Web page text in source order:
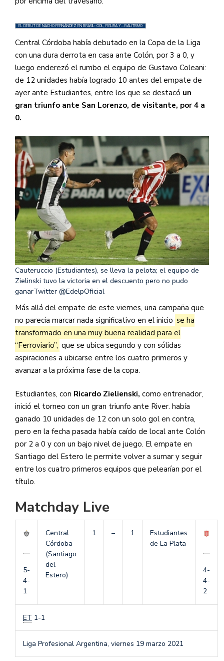
EL DEBUT DE NACHO FERNÁNDEZ EN BRASIL: GOL, FIGURA Y… BAUTISMO
Central Córdoba había debutado en la Copa de la Liga
con una dura derrota en casa ante Colón, por 3 a 0, y
luego enderezó el rumbo el equipo de Gustavo Coleani:
de 12 unidades había logrado 10 antes del empate de
ayer ante Estudiantes, entre los que se destacó un
gran triunfo ante San Lorenzo, de visitante, por 4 a
0.
Cauteruccio (Estudiantes), se lleva la pelota; el equipo de
Zielinski tuvo la victoria en el descuento pero no pudo
ganarTwitter @EdelpOficial
Más allá del empate de este viernes, una campaña que
no parecía marcar nada significativo en el inicio se ha
transformado en una muy buena realidad para el
“Ferroviario”, que se ubica segundo y con sólidas
aspiraciones a ubicarse entre los cuatro primeros y
avanzar a la próxima fase de la copa.
Estudiantes, con Ricardo Zielienski, como entrenador,
inició el torneo con un gran triunfo ante River. había
ganado 10 unidades de 12 con un solo gol en contra,
pero en la fecha pasada había caído de local ante Colón
por 2 a 0 y con un bajo nivel de juego. El empate en
Santiago del Estero le permite volver a sumar y seguir
entre los cuatro primeros equipos que pelearían por el
título.
Matchday Live
5-
4-
1
Central
Córdoba
(Santiago
del
Estero)
1 – 1
Estudiantes
de La Plata
4-
4-
2
ET 1-1
Liga Profesional Argentina, viernes 19 marzo 2021